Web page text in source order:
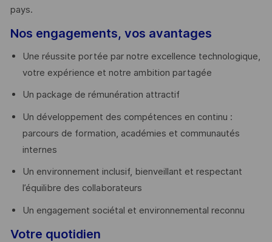
pays. ​
Nos engagements, vos avantages
Une réussite portée par notre excellence technologique,
votre expérience et notre ambition partagée
Un package de rémunération attractif
Un développement des compétences en continu :
parcours de formation, académies et communautés
internes
Un environnement inclusif, bienveillant et respectant
l’équilibre des collaborateurs
Un engagement sociétal et environnemental reconnu
Votre quotidien